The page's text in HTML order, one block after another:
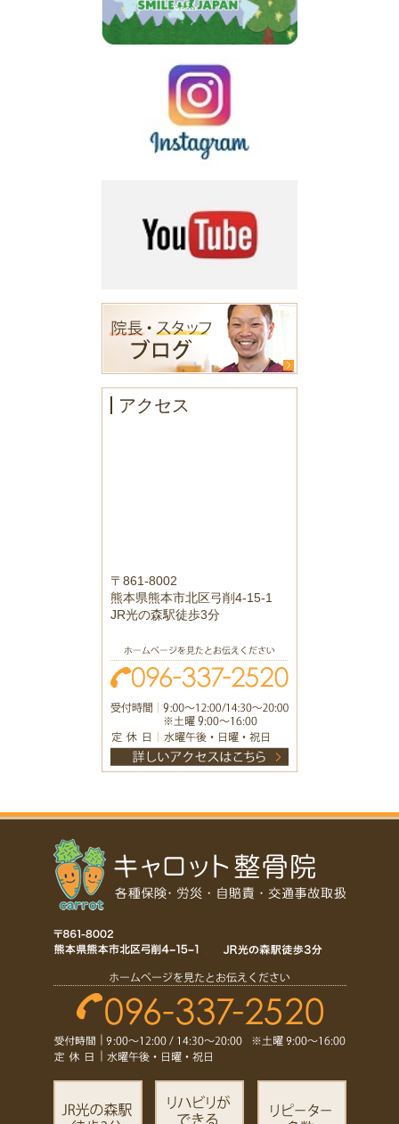
アクセス
〒861-8002
熊本県熊本市北区弓削4-15-1
JR光の森駅徒歩3分